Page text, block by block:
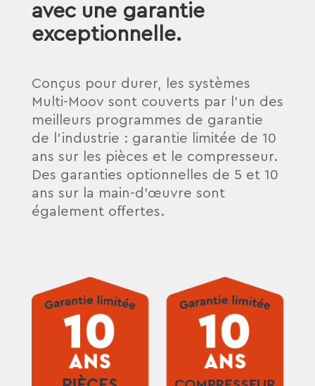
avec une garantie
exceptionnelle.
Conçus pour durer, les systèmes
Multi-Moov sont couverts par l’un des
meilleurs programmes de garantie
de l’industrie : garantie limitée de 10
ans sur les pièces et le compresseur.
Des garanties optionnelles de 5 et 10
ans sur la main-d’œuvre sont
également offertes.